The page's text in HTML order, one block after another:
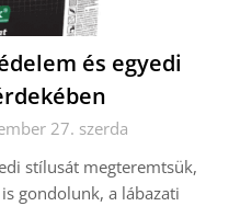
és egyedi
27. szerda
stílusát megteremtsük,
gondolunk, a lábazati